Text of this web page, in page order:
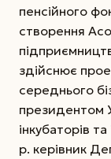
пенсійного
створення
здійснює
середнього
президентом
інкубаторів
р. керівник